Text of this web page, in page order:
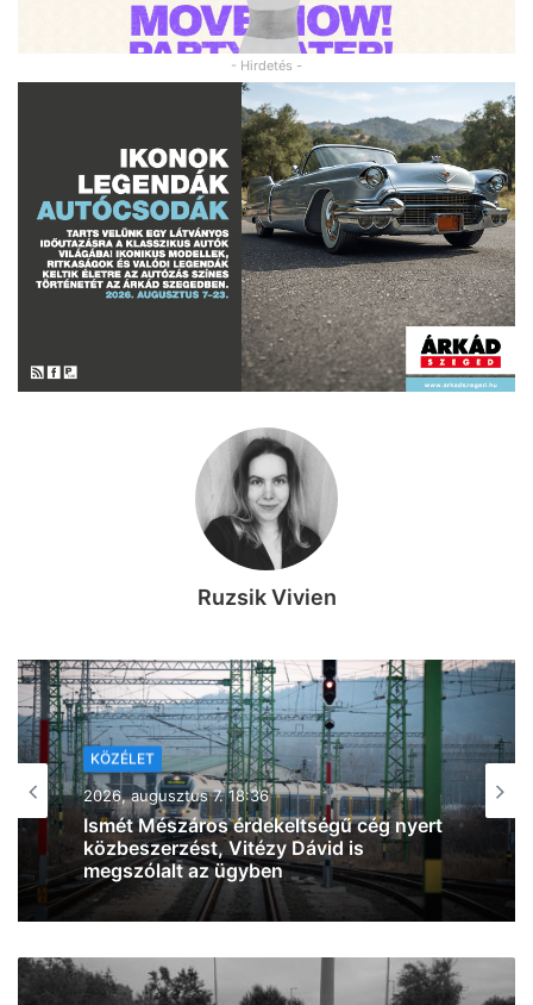
- Hirdetés -
Ruzsik Vivien
KÖZÉLET
2026, augusztus 7. 16:57
Magyar Péter: három személy közül
választ szombaton köztársaságielnök-
jelöltet a Tisza